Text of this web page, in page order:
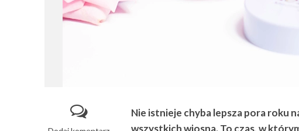
Nie istnieje chyba lepsza pora roku
wszystkich wiosna. To czas, w